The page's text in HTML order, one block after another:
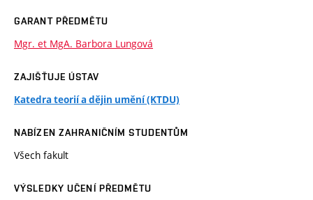
GARANT PŘEDMĚTU
Mgr. et MgA. Barbora Lungová
ZAJIŠŤUJE ÚSTAV
Katedra teorií a dějin umění (KTDU)
NABÍZEN ZAHRANIČNÍM STUDENTŮM
Všech fakult
VÝSLEDKY UČENÍ PŘEDMĚTU